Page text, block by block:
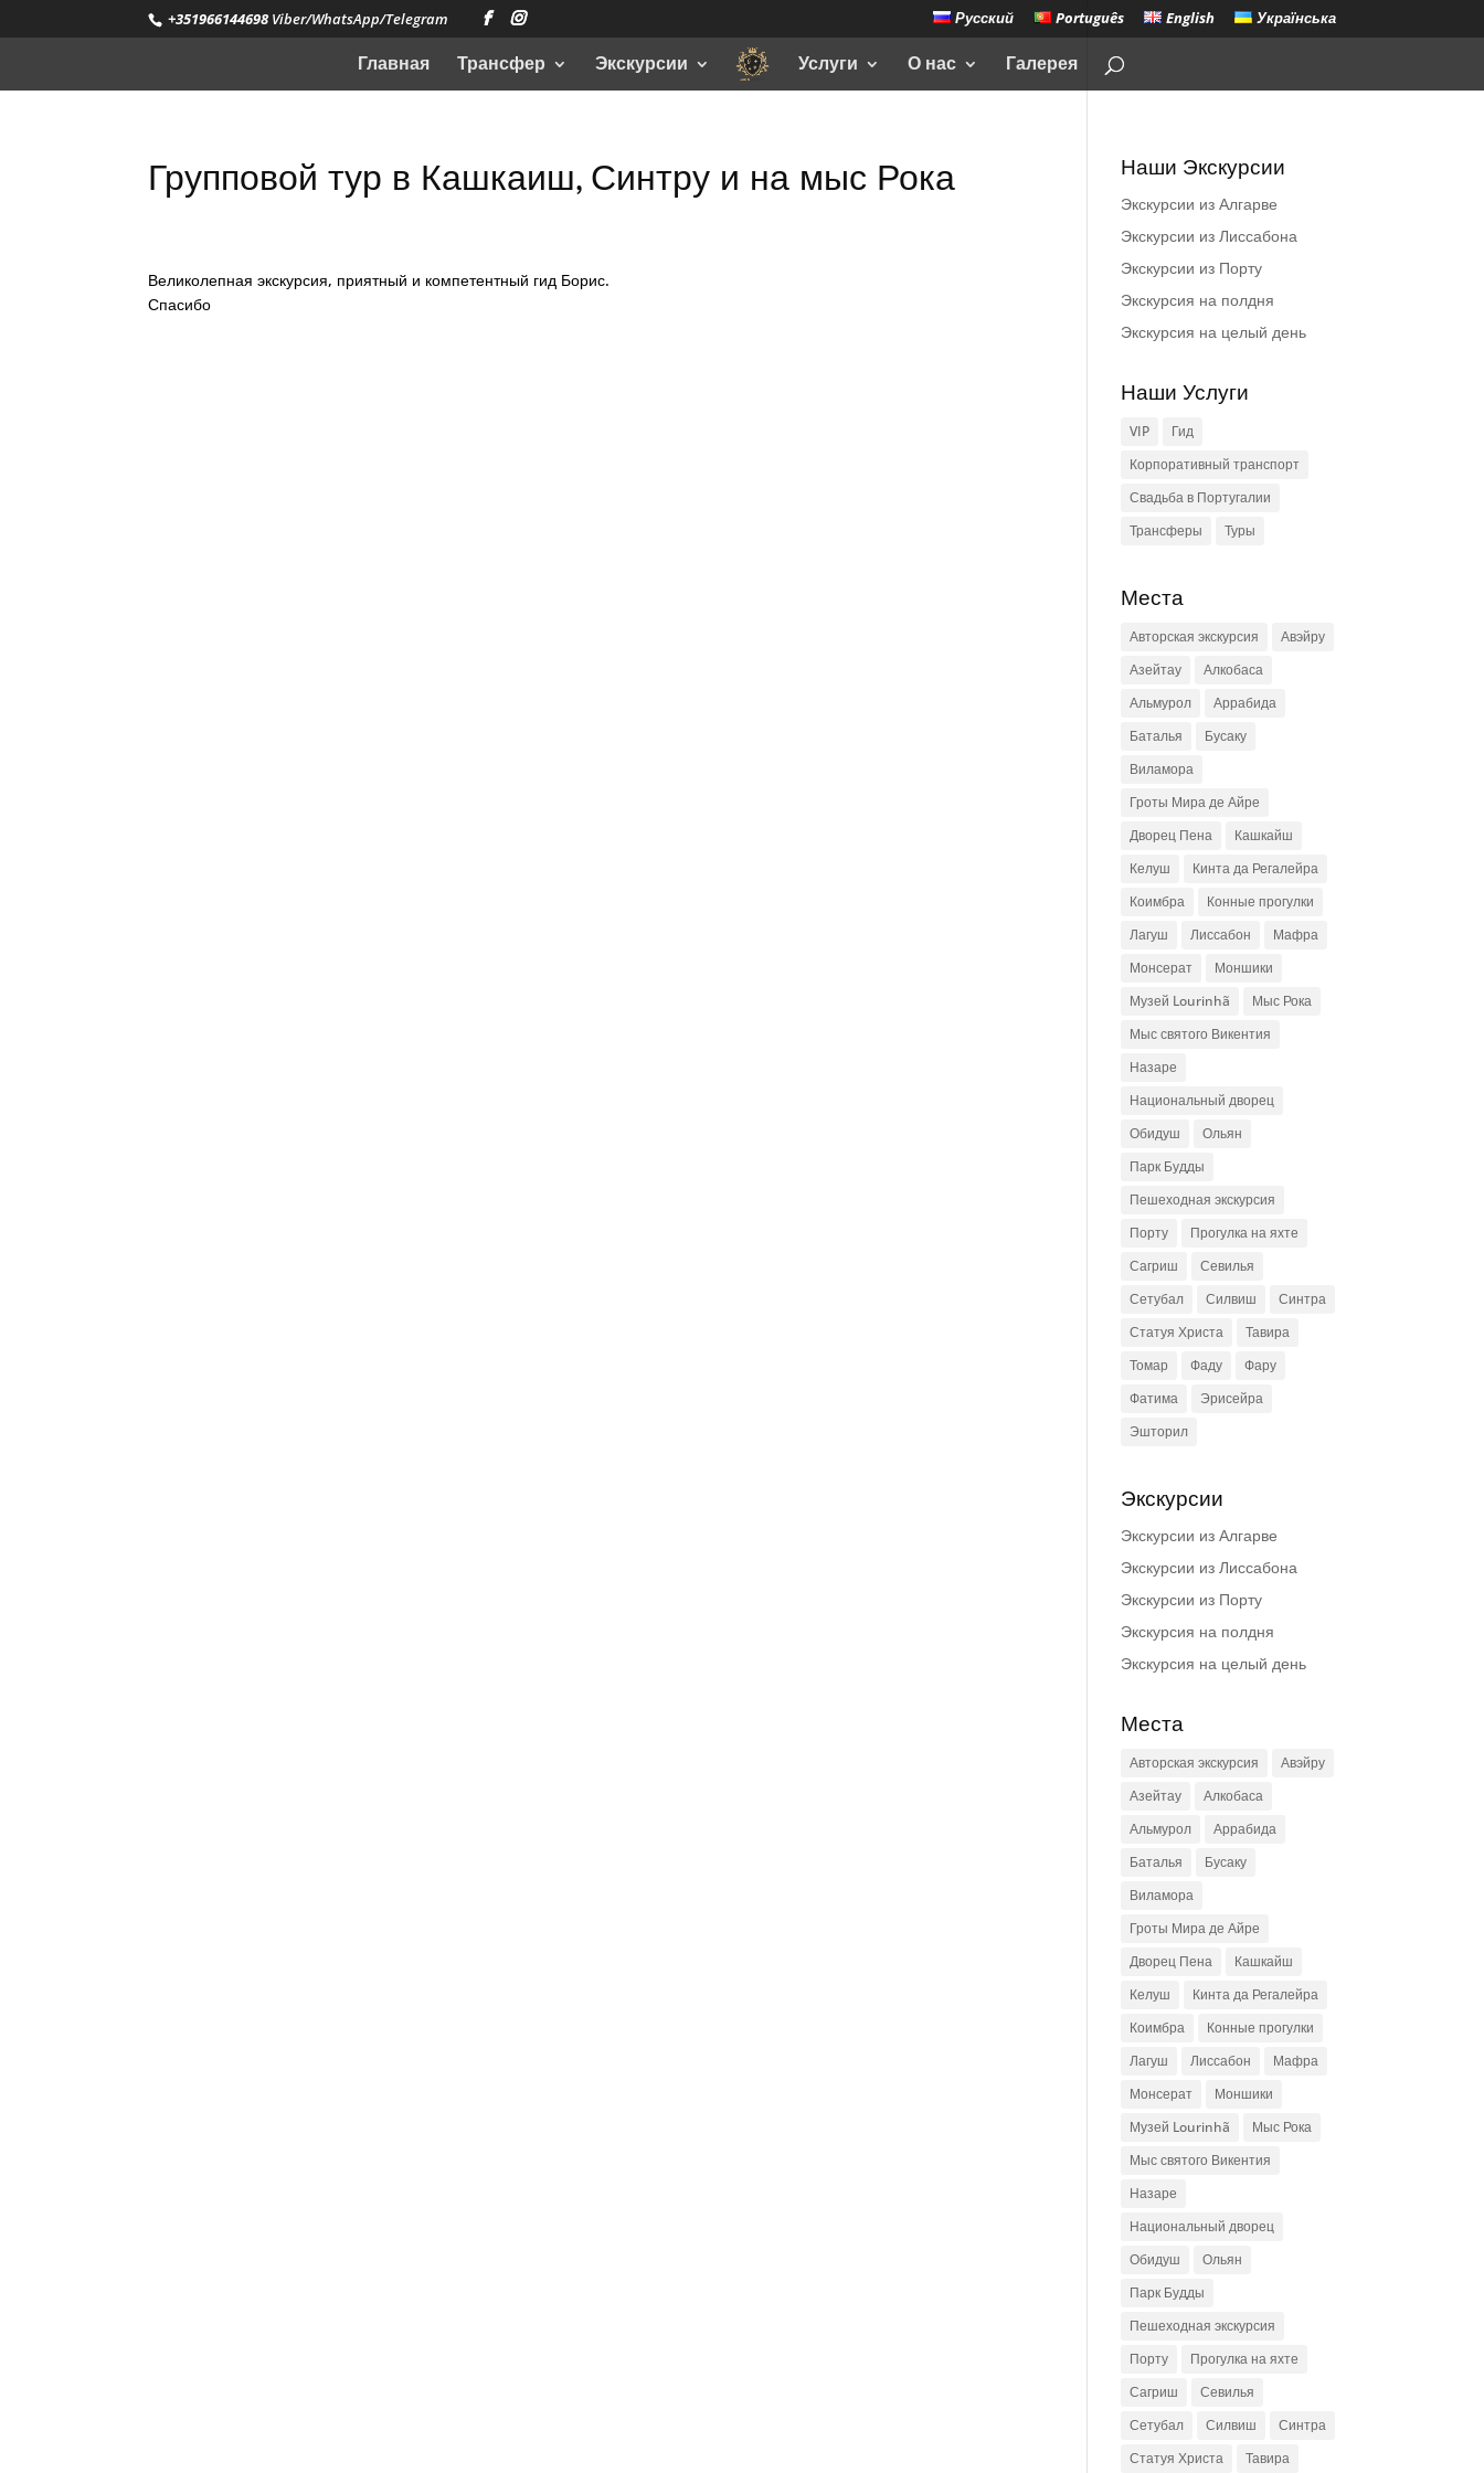
+351966144698 Viber/WhatsApp/Telegram Русский Português English Українська
Главная Трансфер Экскурсии Услуги О нас Галерея
Групповой тур в Кашкаиш, Синтру и на мыс Рока
Великолепная экскурсия, приятный и компетентный гид Борис.
Спасибо
Наши Экскурсии
Экскурсии из Алгарве
Экскурсии из Лиссабона
Экскурсии из Порту
Экскурсия на полдня
Экскурсия на целый день
Наши Услуги
VIP
Гид
Корпоративный транспорт
Свадьба в Португалии
Трансферы
Туры
Места
Авторская экскурсия
Авэйру
Азейтау
Алкобаса
Альмурол
Аррабида
Баталья
Бусаку
Виламора
Гроты Мира де Айре
Дворец Пена
Кашкайш
Келуш
Кинта да Регалейра
Коимбра
Конные прогулки
Лагуш
Лиссабон
Мафра
Монсерат
Моншики
Музей Lourinhã
Мыс Рока
Мыс святого Викентия
Назаре
Национальный дворец
Обидуш
Ольян
Парк Будды
Пешеходная экскурсия
Порту
Прогулка на яхте
Сагриш
Севилья
Сетубал
Силвиш
Синтра
Статуя Христа
Тавира
Томар
Фаду
Фару
Фатима
Эрисейра
Эшторил
Экскурсии
Экскурсии из Алгарве
Экскурсии из Лиссабона
Экскурсии из Порту
Экскурсия на полдня
Экскурсия на целый день
Места
Авторская экскурсия
Авэйру
Азейтау
Алкобаса
Альмурол
Аррабида
Баталья
Бусаку
Виламора
Гроты Мира де Айре
Дворец Пена
Кашкайш
Келуш
Кинта да Регалейра
Коимбра
Конные прогулки
Лагуш
Лиссабон
Мафра
Монсерат
Моншики
Музей Lourinhã
Мыс Рока
Мыс святого Викентия
Назаре
Национальный дворец
Обидуш
Ольян
Парк Будды
Пешеходная экскурсия
Порту
Прогулка на яхте
Сагриш
Севилья
Сетубал
Силвиш
Синтра
Статуя Христа
Тавира